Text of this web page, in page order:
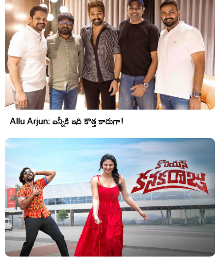
Allu Arjun: బన్నీకి ఇది కొత్త కాదుగా!